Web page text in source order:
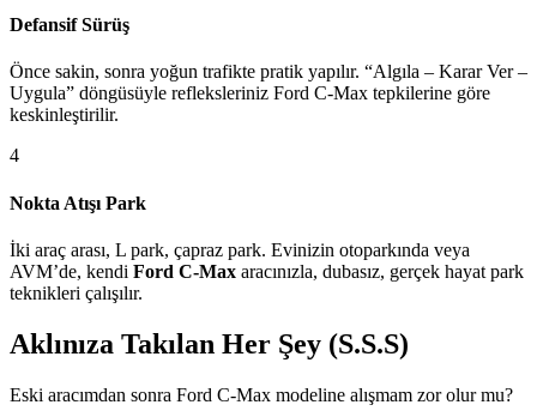
Defansif Sürüş
Önce sakin, sonra yoğun trafikte pratik yapılır. “Algıla – Karar Ver –
Uygula” döngüsüyle refleksleriniz Ford C-Max tepkilerine göre
keskinleştirilir.
4
Nokta Atışı Park
İki araç arası, L park, çapraz park. Evinizin otoparkında veya
AVM’de, kendi Ford C-Max aracınızla, dubasız, gerçek hayat park
teknikleri çalışılır.
Aklınıza Takılan Her Şey (S.S.S)
Eski aracımdan sonra Ford C-Max modeline alışmam zor olur mu?